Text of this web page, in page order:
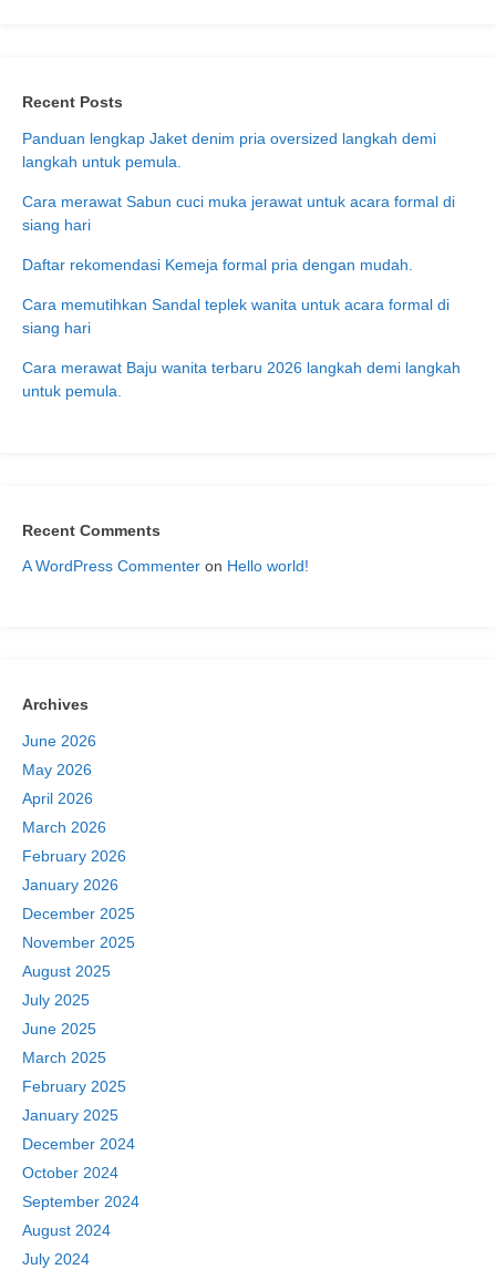
Recent Posts
Panduan lengkap Jaket denim pria oversized langkah demi
langkah untuk pemula.
Cara merawat Sabun cuci muka jerawat untuk acara formal di
siang hari
Daftar rekomendasi Kemeja formal pria dengan mudah.
Cara memutihkan Sandal teplek wanita untuk acara formal di
siang hari
Cara merawat Baju wanita terbaru 2026 langkah demi langkah
untuk pemula.
Recent Comments
A WordPress Commenter on Hello world!
Archives
June 2026
May 2026
April 2026
March 2026
February 2026
January 2026
December 2025
November 2025
August 2025
July 2025
June 2025
March 2025
February 2025
January 2025
December 2024
October 2024
September 2024
August 2024
July 2024